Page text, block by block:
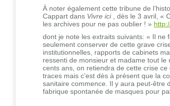
À noter également cette tribune de
Cappart dans Vivre ici, dès le 3 avril, «
les archives pour ne pas oublier ! »
dont je note les extraits suivants: « Il ne
seulement conserver de cette grave
institutionnelles, rapports de cabinets
ressenti de monsieur et madame tout
cents ans, on retiendra de cette crise
traces mais c’est dès à présent que la
sanitaire commence. Il y aura peut-être
fabrique spontanée de masques pour